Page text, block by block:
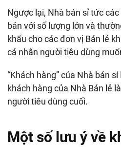
Ngược lại, Nhà bán sỉ tức
bán với số lượng lớn và
khấu cho các đơn vị Bán lẻ
cá nhân người tiêu dùng
“Khách hàng” của Nhà bán
khách hàng của Nhà Bán lẻ
người tiêu dùng cuối.
Một số lưu ý về